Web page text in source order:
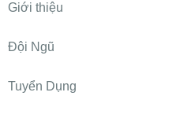
Giới thiệu
Đội Ngũ
Tuyển Dụng